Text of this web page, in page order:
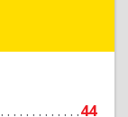
44
Ю.Гагарина